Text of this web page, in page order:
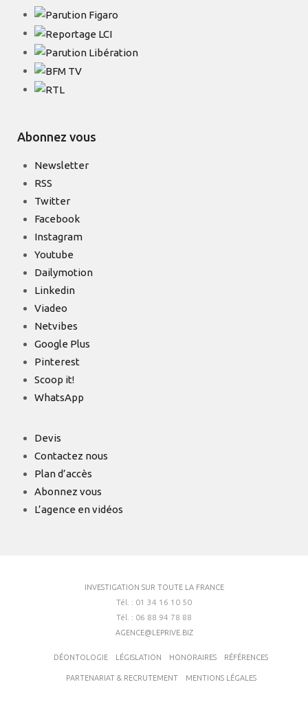
Abonnez vous
Newsletter
RSS
Twitter
Facebook
Instagram
Youtube
Dailymotion
Linkedin
Viadeo
Netvibes
Google Plus
Pinterest
Scoop it!
WhatsApp
Devis
Contactez nous
Plan d’accès
Abonnez vous
L’agence en vidéos
INVESTIGATION SUR TOUTE LA FRANCE
Tél. : 01 34 16 10 50
Tél. : 06 88 94 78 88
AGENCE@LEPRIVE.BIZ
DÉONTOLOGIE LÉGISLATION HONORAIRES RÉFÉRENCES
PARTENARIAT & RECRUTEMENT MENTIONS LÉGALES